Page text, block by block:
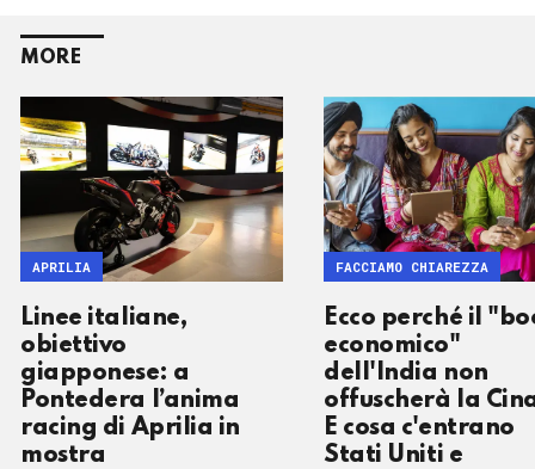
MORE
Linee italiane,
obiettivo
giapponese: a
Pontedera l’anima
racing di Aprilia in
mostra
APRILIA
Ecco perché il
economico"
dell'India non
offuscherà la
E cosa c'entrano
Stati Uniti e
FACCIAMO CHIAREZZA